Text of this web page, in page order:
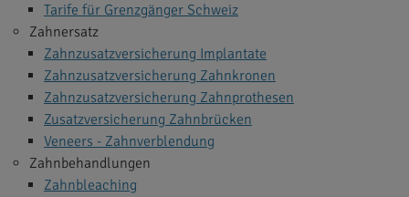
Tarife für Grenzgänger Schweiz
Zahnersatz
Zahnzusatzversicherung Implantate
Zahnzusatzversicherung Zahnkronen
Zahnzusatzversicherung Zahnprothesen
Zusatzversicherung Zahnbrücken
Veneers - Zahnverblendung
Zahnbehandlungen
Zahnbleaching